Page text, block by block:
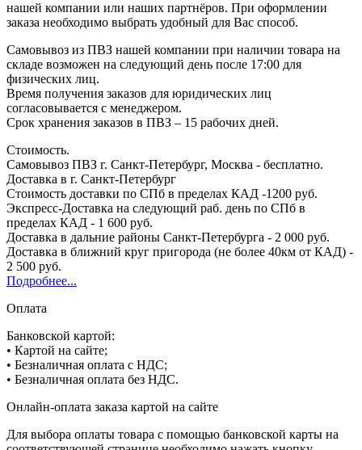
нашей компании или наших партнёров. При оформлении
заказа необходимо выбрать удобный для Вас способ.
Самовывоз из ПВЗ нашей компании при наличии товара на
складе возможен на следующий день после 17:00 для
физических лиц.
Время получения заказов для юридических лиц
согласовывается с менеджером.
Срок хранения заказов в ПВЗ – 15 рабочих дней.
Стоимость.
Самовывоз ПВЗ г. Санкт-Петербург, Москва - бесплатно.
Доставка в г. Санкт-Петербург
Стоимость доставки по СПб в пределах КАД -1200 руб.
Экспресс-Доставка на следующий раб. день по СПб в
пределах КАД - 1 600 руб.
Доставка в дальние районы Санкт-Петербурга - 2 000 руб.
Доставка в ближний круг пригорода (не более 40км от КАД) -
2 500 руб.
Подробнее...
Оплата
Банковской картой:
• Картой на сайте;
• Безналичная оплата с НДС;
• Безналичная оплата без НДС.
Онлайн-оплата заказа картой на сайте
Для выбора оплаты товара с помощью банковской карты на